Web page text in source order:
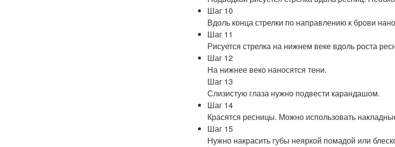
Шаг 10
Вдоль конца стрелки по направлению к брови
Шаг 11
Рисуется стрелка на нижнем веке вдоль роста
Шаг 12
На нижнее веко наносятся тени.
Шаг 13
Слизистую глаза нужно подвести карандашом.
Шаг 14
Красятся ресницы. Можно использовать
Шаг 15
Нужно накрасить губы неяркой помадой или